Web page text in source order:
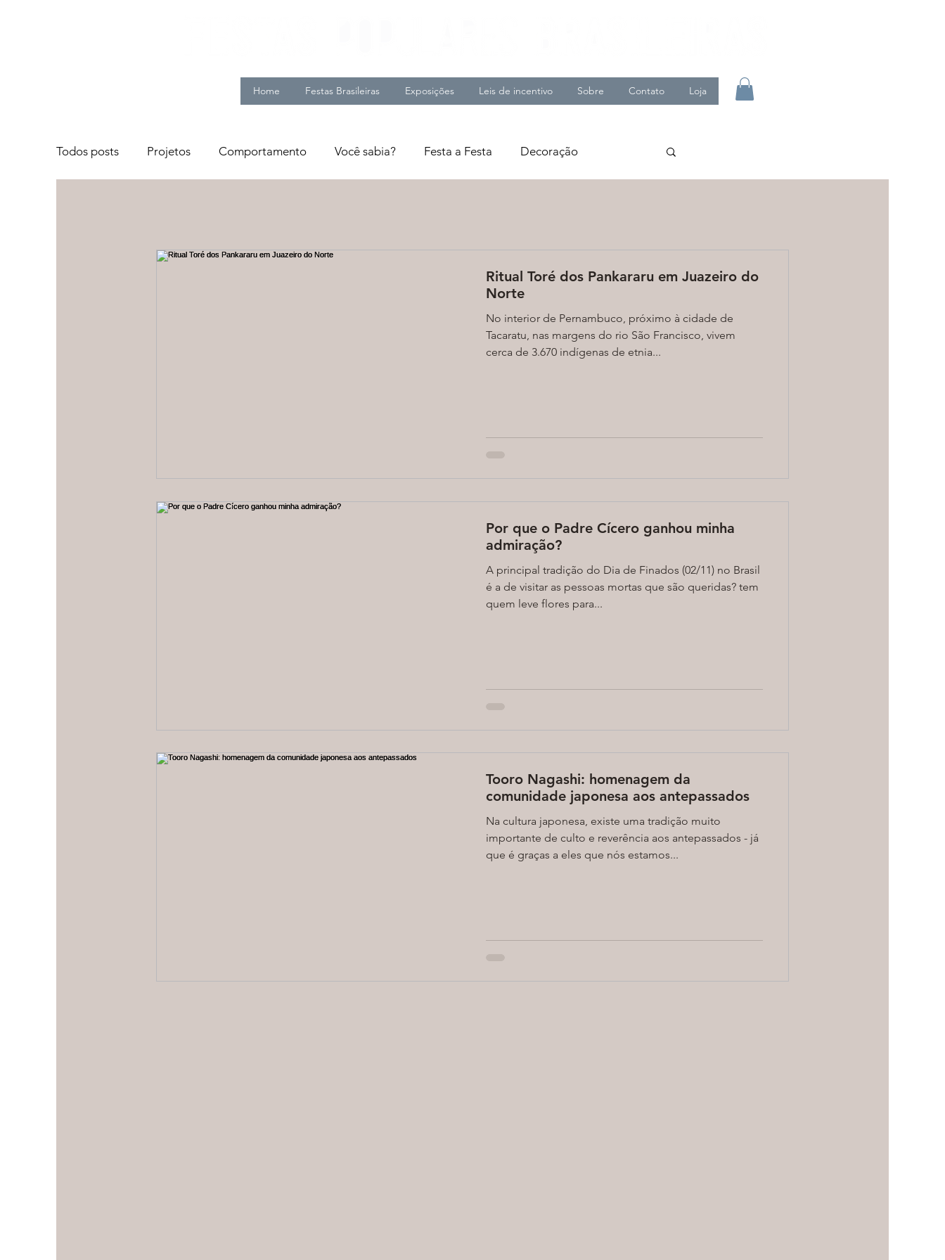
Home Festas Brasileiras Exposições Leis de incentivo Sobre Contato Loja
Todos posts Projetos Comportamento Você sabia? Festa a Festa Decoração
Ritual Toré dos Pankararu em Juazeiro do
Norte
No interior de Pernambuco, próximo à cidade de
Tacaratu, nas margens do rio São Francisco, vivem
cerca de 3.670 indígenas de etnia...
Por que o Padre Cícero ganhou minha
admiração?
A principal tradição do Dia de Finados (02/11) no Brasil
é a de visitar as pessoas mortas que são queridas? tem
quem leve flores para...
Tooro Nagashi: homenagem da
comunidade japonesa aos antepassados
Na cultura japonesa, existe uma tradição muito
importante de culto e reverência aos antepassados - já
que é graças a eles que nós estamos...